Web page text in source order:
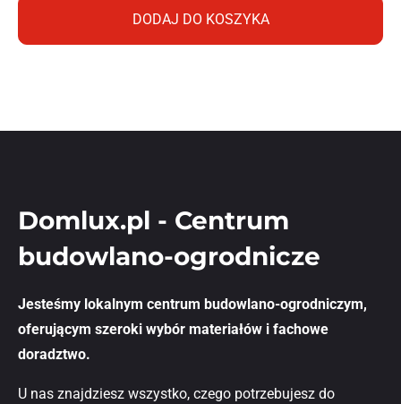
DODAJ DO KOSZYKA
Domlux.pl - Centrum
budowlano-ogrodnicze
Jesteśmy lokalnym centrum budowlano-ogrodniczym,
oferującym szeroki wybór materiałów i fachowe
doradztwo.
U nas znajdziesz wszystko, czego potrzebujesz do